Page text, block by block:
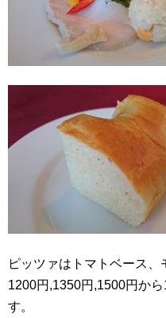
ピッツァはトマトベース、
1200円,1350円,1500円か
す。